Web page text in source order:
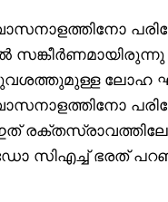
ലോഹ
ഡോ സിഎച്ച് ഭരത്